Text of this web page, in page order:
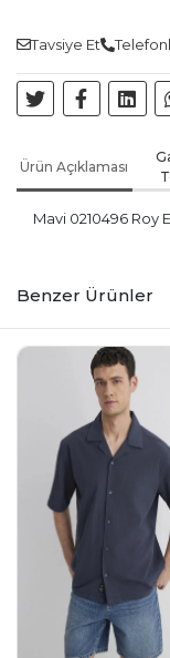
Tavsiye Et
Ürün Açıklaması
Mavi 0210496 Roy
Benzer Ürünler